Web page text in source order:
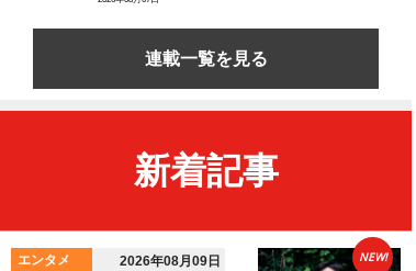
連載一覧を見る
新着記事
エンタメ 2026年08月09日 NEW!